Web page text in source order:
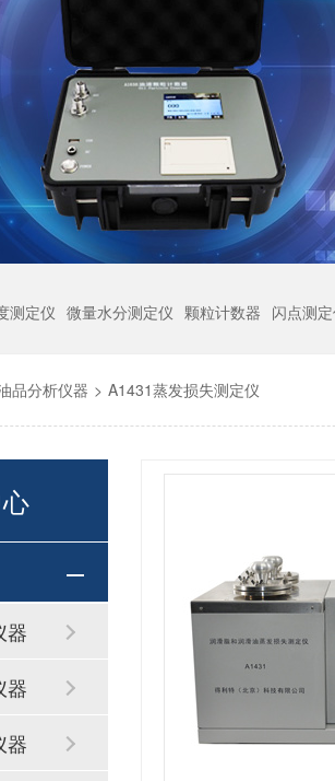
测定仪 微量水分测定仪 颗粒计数器 闪点测
品分析仪器 > A1431蒸发损失测定仪
器
器
器